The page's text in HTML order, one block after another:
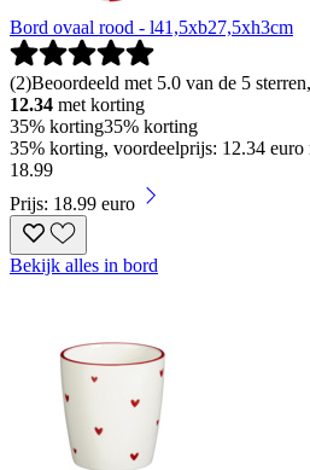
Bord ovaal rood - l41,5xb27,5xh3cm
(2)Beoordeeld met 5.0 van de 5
12.34 met korting
35% korting35% korting
35% korting, voordeelprijs: 12.34 euro
18.99
Prijs: 18.99 euro
Bekijk alles in bord